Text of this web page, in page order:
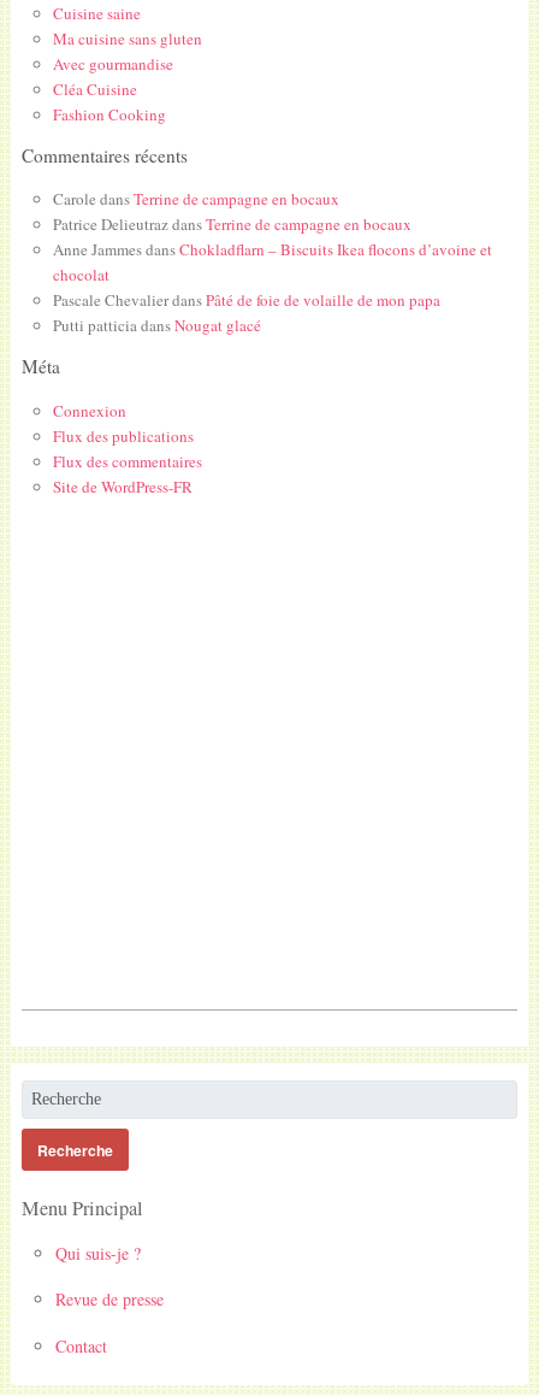
Cuisine saine
Ma cuisine sans gluten
Avec gourmandise
Cléa Cuisine
Fashion Cooking
Commentaires récents
Carole dansTerrine de campagne en bocaux
Patrice DelieutrazdansTerrine de campagne en bocaux
Anne JammesdansChokladflarn – Biscuits Ikea flocons d’avoine et
chocolat
Pascale ChevalierdansPâté de foie de volaille de mon papa
Putti patticiadansNougat glacé
Méta
Connexion
Flux des publications
Flux des commentaires
Site de WordPress-FR
Menu Principal
Qui suis-je ?
Revue de presse
Contact